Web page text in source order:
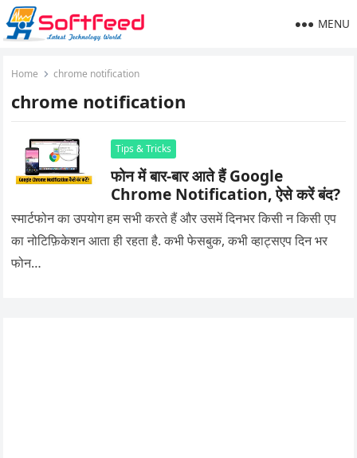
MENU
Home chrome notification
chrome notification
Tips & Tricks
फोन में बार-बार आते हैं Google
Chrome Notification, ऐसे करें बंद?
स्मार्टफोन का उपयोग हम सभी करते हैं और उसमें दिनभर किसी न किसी एप
का नोटिफ़िकेशन आता ही रहता है. कभी फेसबुक, कभी व्हाट्सएप दिन भर
फोन…